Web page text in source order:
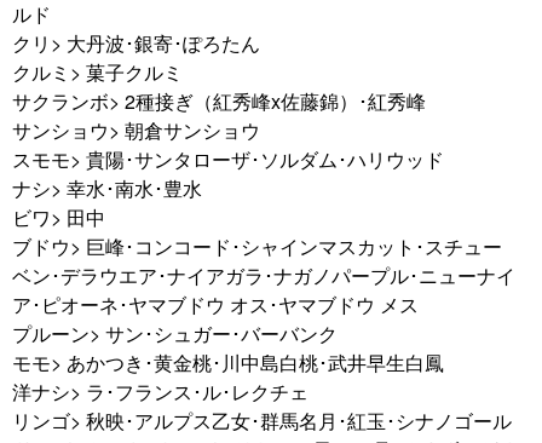
ルド
クリ> 大丹波･銀寄･ぽろたん
クルミ> 菓子クルミ
サクランボ> 2種接ぎ（紅秀峰x佐藤錦）･紅秀峰
サンショウ> 朝倉サンショウ
スモモ> 貴陽･サンタローザ･ソルダム･ハリウッド
ナシ> 幸水･南水･豊水
ビワ> 田中
ブドウ> 巨峰･コンコード･シャインマスカット･スチュー
ベン･デラウエア･ナイアガラ･ナガノパープル･ニューナイ
ア･ピオーネ･ヤマブドウ オス･ヤマブドウ メス
プルーン> サン･シュガー･バーバンク
モモ> あかつき･黄金桃･川中島白桃･武井早生白鳳
洋ナシ> ラ･フランス･ル･レクチェ
リンゴ> 秋映･アルプス乙女･群馬名月･紅玉･シナノゴール